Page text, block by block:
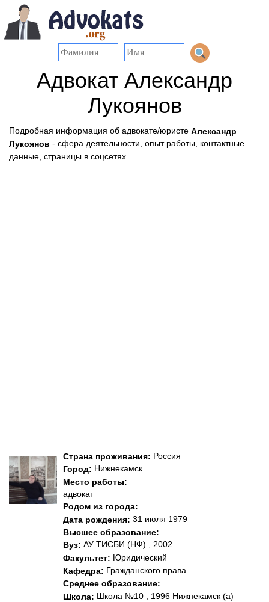
Адвокат Александр
Лукоянов
Подробная информация об адвокате/юристе Александр
Лукоянов - сфера деятельности, опыт работы, контактные
данные, страницы в соцсетях.
Страна проживания: Россия
Город: Нижнекамск
Место работы:
адвокат
Родом из города:
Дата рождения: 31 июля 1979
Высшее образование:
Вуз: АУ ТИСБИ (НФ) , 2002
Факультет: Юридический
Кафедра: Гражданского права
Среднее образование:
Школа: Школа №10 , 1996 Нижнекамск (а)